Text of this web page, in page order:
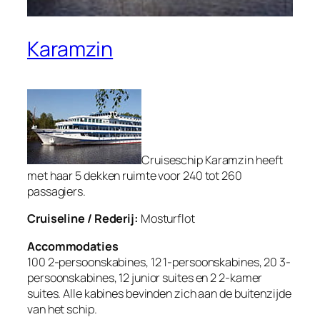
Karamzin
Cruiseschip Karamzin heeft
met haar 5 dekken ruimte voor 240 tot 260
passagiers.
Cruiseline / Rederij: Mosturflot
Accommodaties
100 2-persoonskabines, 12 1-persoonskabines, 20 3-
persoonskabines, 12 junior suites en 2 2-kamer
suites. Alle kabines bevinden zich aan de buitenzijde
van het schip.